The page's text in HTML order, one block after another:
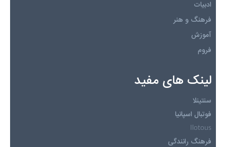
ادبیات
فرهنگ و هنر
آموزش
فروم
لینک های مفید
سنتینلا
فوتبال اسپانیا
Ilotous
فرهنگ رانندگی